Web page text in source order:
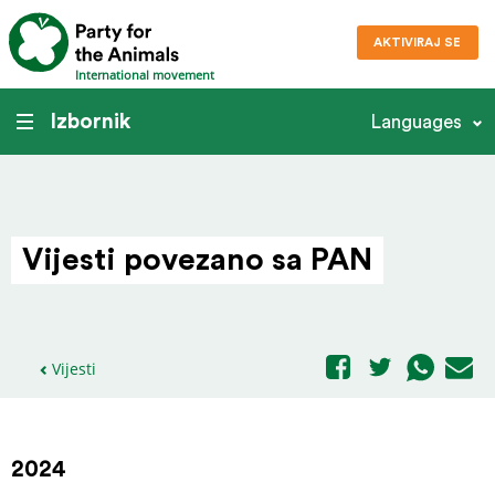
International movement
AKTIVIRAJ SE
Izbornik Languages
Vijesti povezano sa PAN
Vijesti
2024